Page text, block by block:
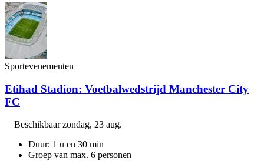
Sportevenementen
Etihad Stadion: Voetbalwedstrijd Manchester City
FC
Beschikbaarzondag, 23 aug.
Duur: 1 u en 30 min
Groep van max. 6 personen